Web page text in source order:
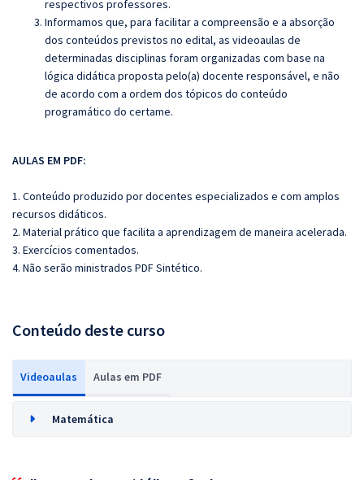
respectivos professores.
Informamos que, para facilitar a compreensão e a absorção
dos conteúdos previstos no edital, as videoaulas de
determinadas disciplinas foram organizadas com base na
lógica didática proposta pelo(a) docente responsável, e não
de acordo com a ordem dos tópicos do conteúdo
programático do certame.
AULAS EM PDF:
1. Conteúdo produzido por docentes especializados e com amplos
recursos didáticos.
2. Material prático que facilita a aprendizagem de maneira acelerada.
3. Exercícios comentados.
4. Não serão ministrados PDF Sintético.
Conteúdo deste curso
Videoaulas Aulas em PDF
Matemática